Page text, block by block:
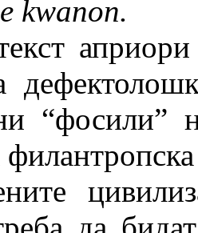
kwanon.
“фосили”